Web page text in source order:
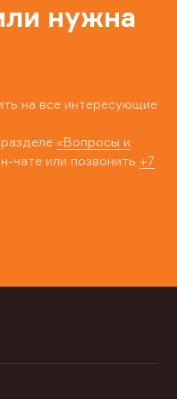
нужна
на все интересующие
«Вопросы и
чате или позвонить +7